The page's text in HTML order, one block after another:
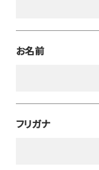
お名前
フリガナ